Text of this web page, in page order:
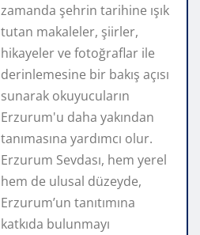
zamanda şehrin tarihine ışık
tutan makaleler, şiirler,
hikayeler ve fotoğraflar ile
derinlemesine bir bakış açısı
sunarak okuyucuların
Erzurum'u daha yakından
tanımasına yardımcı olur.
Erzurum Sevdası, hem yerel
hem de ulusal düzeyde,
Erzurum’un tanıtımına
katkıda bulunmayı